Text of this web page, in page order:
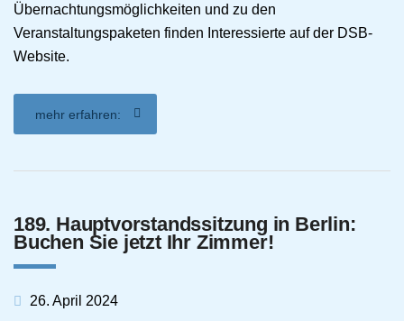
Übernachtungsmöglichkeiten und zu den
Veranstaltungspaketen finden Interessierte auf der DSB-
Website.
mehr erfahren:
189. Hauptvorstandssitzung in Berlin:
Buchen Sie jetzt Ihr Zimmer!
26. April 2024